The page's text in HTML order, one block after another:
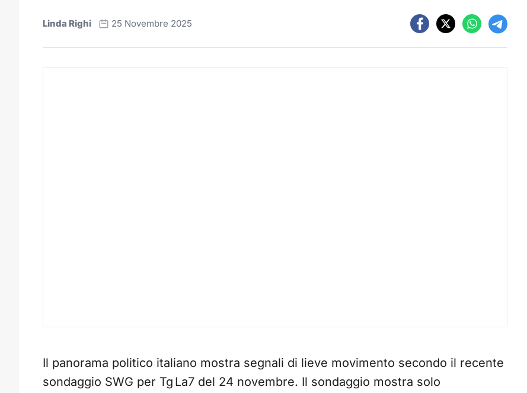
Linda Righi 25 Novembre 2025
Il panorama politico italiano mostra segnali di lieve movimento secondo il recente
sondaggio SWG per Tg La7 del 24 novembre. Il sondaggio mostra solo